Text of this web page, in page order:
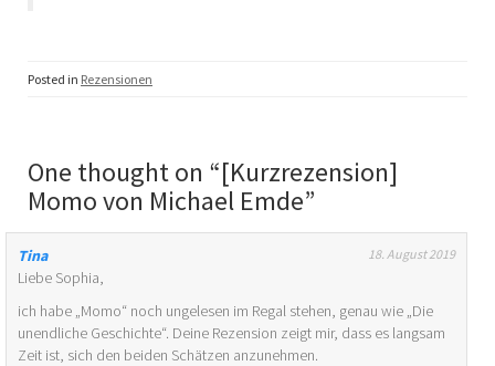
Posted in Rezensionen
One thought on “[Kurzrezension]
Momo von Michael Emde”
Tina 18. August 2019
Liebe Sophia,
ich habe „Momo“ noch ungelesen im Regal stehen, genau wie „Die
unendliche Geschichte“. Deine Rezension zeigt mir, dass es langsam
Zeit ist, sich den beiden Schätzen anzunehmen.